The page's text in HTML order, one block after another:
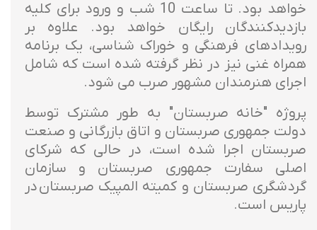
خواهد بود. تا ساعت 10 شب و ورود برای کلیه
بازدیدکنندگان رایگان خواهد بود. علاوه بر
رویدادهای فرهنگی و خوراک شناسی، یک برنامه
همراه غنی نیز در نظر گرفته شده است که شامل
اجرای هنرمندان مشهور صرب می شود.
پروژه "خانه صربستان" به طور مشترک توسط
دولت جمهوری صربستان و اتاق بازرگانی و صنعت
صربستان اجرا شده است، در حالی که شرکای
اصلی سفارت جمهوری صربستان و سازمان
گردشگری صربستان و کمیته المپیک صربستان در
پاریس است.